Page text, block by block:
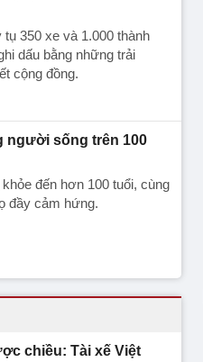
350 xe và 1.000 thành
dấu bằng những trải
cộng đồng.
người sống trên 100
đến hơn 100 tuổi, cùng
đầy cảm hứng.
chiều: Tài xế Việt